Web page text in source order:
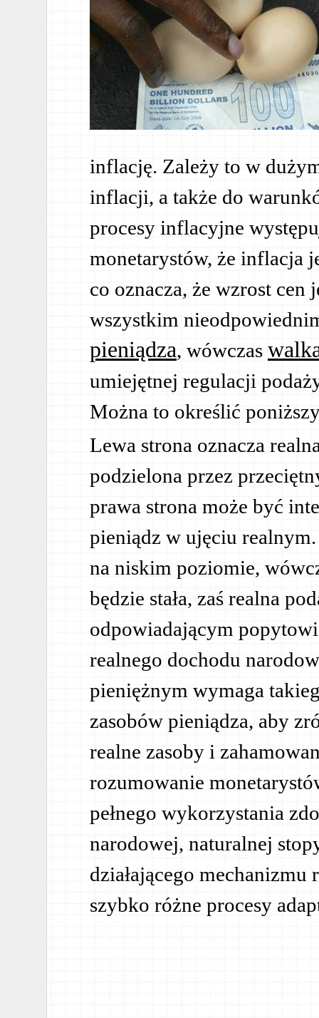
inflację. Zależy to w
inflacji, a także do
procesy inflacyjne
monetarystów, że inflacja
co oznacza, że wzrost cen
wszystkim
pieniądza, wówczas
umiejętnej regulacji
Można to określić
Lewa strona oznacza
podzielona przez
prawa strona może być
pieniądz w ujęciu
na niskim poziomie,
będzie stała, zaś realna
odpowiadającym
realnego dochodu
pieniężnym wymaga
zasobów pieniądza, aby
realne zasoby i
rozumowanie
pełnego wykorzystania
narodowej, naturalnej
działającego
szybko różne procesy